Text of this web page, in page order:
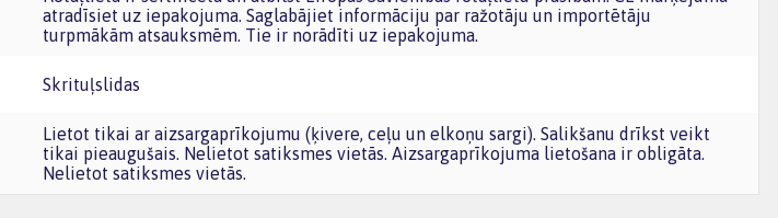
atradīsiet uz iepakojuma. Saglabājiet informāciju par ražotāju un importētāju
turpmākām atsauksmēm. Tie ir norādīti uz iepakojuma.
Skrituļslidas
Lietot tikai ar aizsargaprīkojumu (ķivere, ceļu un elkoņu sargi). Salikšanu drīkst veikt
tikai pieaugušais. Nelietot satiksmes vietās. Aizsargaprīkojuma lietošana ir obligāta.
Nelietot satiksmes vietās.